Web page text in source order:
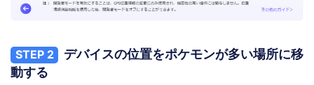
STEP 2
デバイスの位置をポケモンが多い場所に移
動する